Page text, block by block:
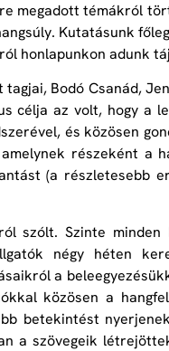
megadott témákról
Kutatásunk
honlapunkon adunk
Bodó Csanád,
célja az volt, hogy a
és közösen
részeként a
(a részletesebb
szólt. Szinte
négy héten
a
közösen a
betekintést
a szövegeik